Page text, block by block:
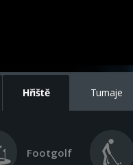
Hřiště Turnaje
Footgolf